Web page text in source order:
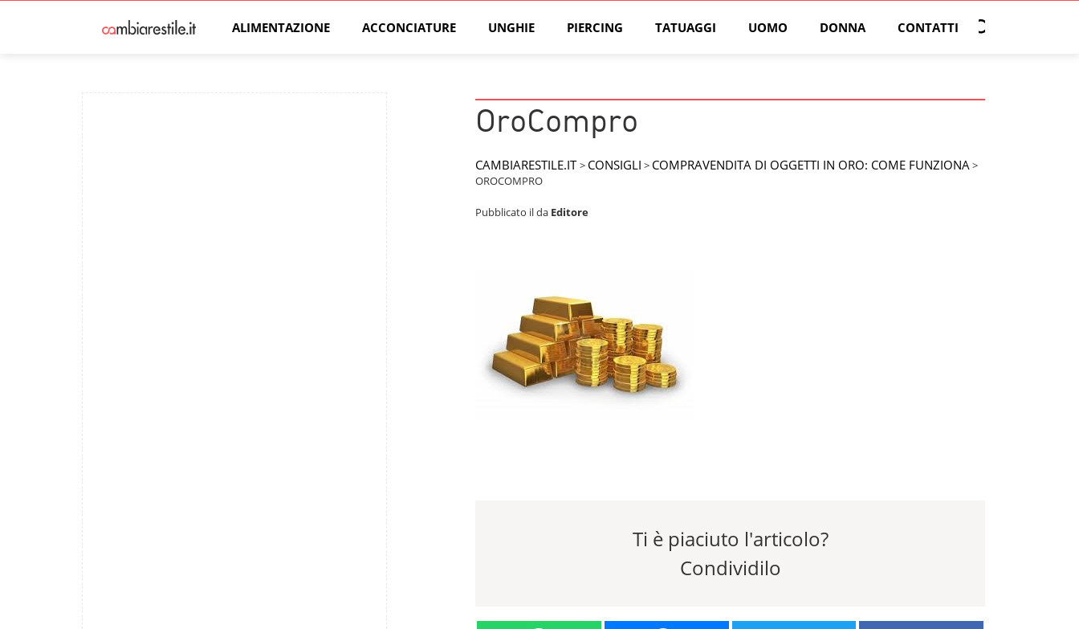
ALIMENTAZIONE ACCONCIATURE UNGHIE PIERCING TATUAGGI UOMO DONNA CONTATTI Open search
OroCompro
CAMBIARESTILE.IT > CONSIGLI > COMPRAVENDITA DI OGGETTI IN ORO: COME FUNZIONA>
OROCOMPRO
Pubblicato ilda Editore
Ti è piaciuto l'articolo?
Condividilo